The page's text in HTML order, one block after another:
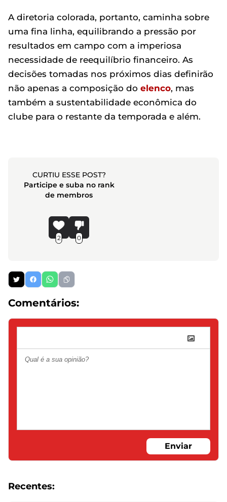
A diretoria colorada, portanto, caminha sobre
uma fina linha, equilibrando a pressão por
resultados em campo com a imperiosa
necessidade de reequilíbrio financeiro. As
decisões tomadas nos próximos dias definirão
não apenas a composição do elenco, mas
também a sustentabilidade econômica do
clube para o restante da temporada e além.
CURTIU ESSE POST?
Participe e suba no rank
de membros
2 0
Comentários:
Enviar
Recentes: